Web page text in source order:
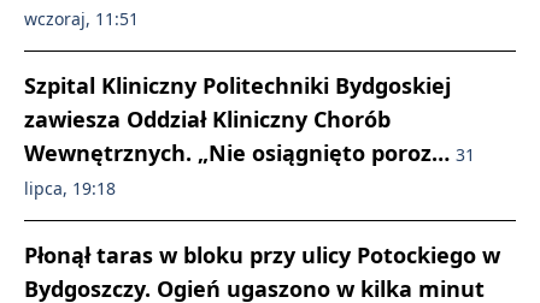
wczoraj, 11:51
Szpital Kliniczny Politechniki Bydgoskiej
zawiesza Oddział Kliniczny Chorób
Wewnętrznych. „Nie osiągnięto poroz… 31
lipca, 19:18
Płonął taras w bloku przy ulicy Potockiego w
Bydgoszczy. Ogień ugaszono w kilka minut